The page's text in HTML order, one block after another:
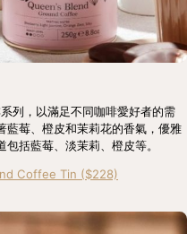
列，以滿足不同咖啡愛好者的需
藍莓、橙皮和茉莉花的香氣，優雅
括藍莓、淡茉莉、橙皮等。
Coffee Tin ($228)